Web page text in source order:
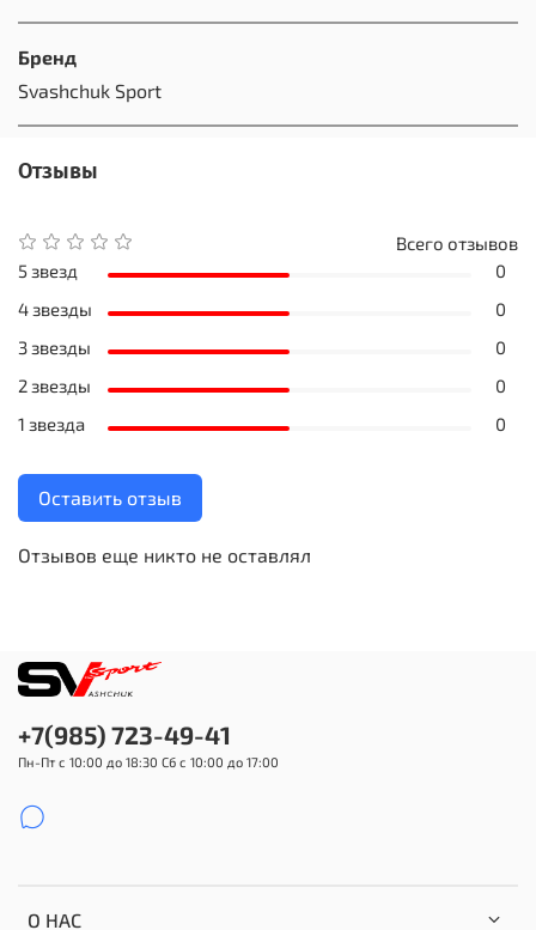
Бренд
Svashchuk Sport
Отзывы
Отзывов еще никто не оставлял
Всего отзывов
5 звезд
0
4 звезды
0
3 звезды
0
2 звезды
0
1 звезда
0
Оставить отзыв
О НАС
+7(985) 723-49-41
Пн-Пт с 10:00 до 18:30 Сб с 10:00 до 17:00